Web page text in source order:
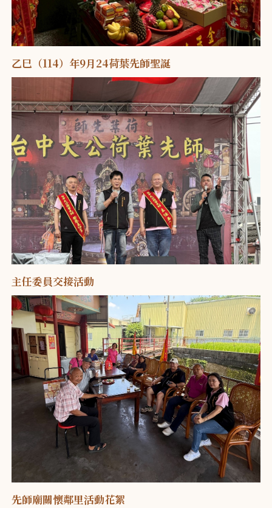
乙巳（114）年9月24荷葉先師聖誕
主任委員交接活動
先師廟關懷鄰里活動花絮